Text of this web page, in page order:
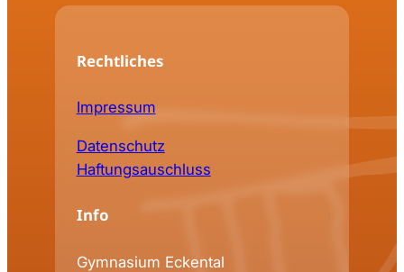
Rechtliches
Impressum
Datenschutz
Haftungsauschluss
Info
Gymnasium Eckental